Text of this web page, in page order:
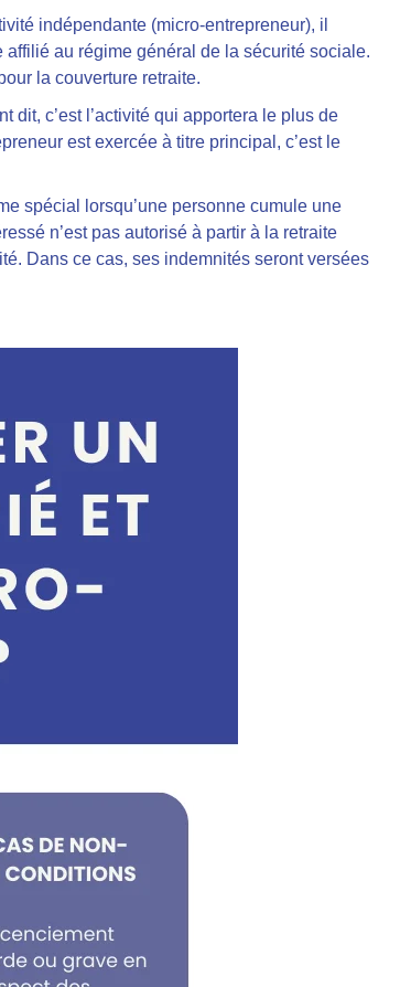
indépendante (micro-entrepreneur), il
au régime général de la sécurité sociale.
la couverture retraite.
dit, c’est l’activité qui apportera le plus de
est exercée à titre principal, c’est le
spécial lorsqu’une personne cumule une
n’est pas autorisé à partir à la retraite
Dans ce cas, ses indemnités seront versées